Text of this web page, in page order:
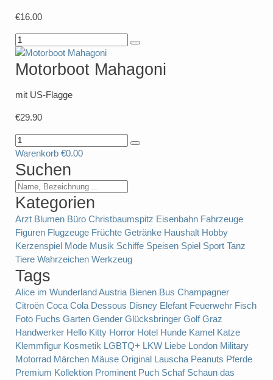
€16.00
Motorboot Mahagoni
mit US-Flagge
€29.90
Warenkorb €0.00
Suchen
Kategorien
Arzt Blumen Büro Christbaumspitz Eisenbahn Fahrzeuge
Figuren Flugzeuge Früchte Getränke Haushalt Hobby
Kerzenspiel Mode Musik Schiffe Speisen Spiel Sport Tanz
Tiere Wahrzeichen Werkzeug
Tags
Alice im WunderlandAustria Bienen Bus Champagner
Citroën Coca Cola Dessous Disney Elefant Feuerwehr Fisch
Foto Fuchs Garten Gender Glücksbringer Golf Graz
Handwerker Hello Kitty Horror Hotel Hunde Kamel Katze
Klemmfigur Kosmetik LGBTQ+ LKW Liebe London Military
Motorrad Märchen Mäuse Original Lauscha Peanuts Pferde
Premium Kollektion Prominent Puch Schaf Schaun das